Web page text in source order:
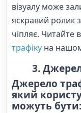
візуалу може
яскравий ролик
чіпляє. Читайте
трафіку на
3.
Джерело
який
можуть бути: